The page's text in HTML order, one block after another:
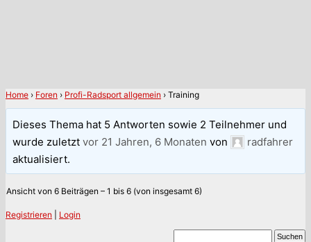
Home › Foren › Profi-Radsport allgemein › Training
Dieses Thema hat 5 Antworten sowie 2 Teilnehmer und
wurde zuletztvor 21 Jahren, 6 Monaten von
radfahrer
aktualisiert.
Ansicht von 6 Beiträgen – 1 bis 6 (von insgesamt 6)
Registrieren Login